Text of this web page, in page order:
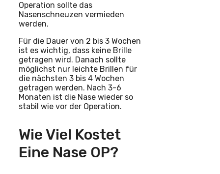
Operation sollte das
Nasenschneuzen vermieden
werden.
Für die Dauer von 2 bis 3 Wochen
ist es wichtig, dass keine Brille
getragen wird. Danach sollte
möglichst nur leichte Brillen für
die nächsten 3 bis 4 Wochen
getragen werden. Nach 3-6
Monaten ist die Nase wieder so
stabil wie vor der Operation.
Wie Viel Kostet
Eine Nase OP?